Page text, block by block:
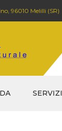
96010 Melilli (SR)
SERVIZI